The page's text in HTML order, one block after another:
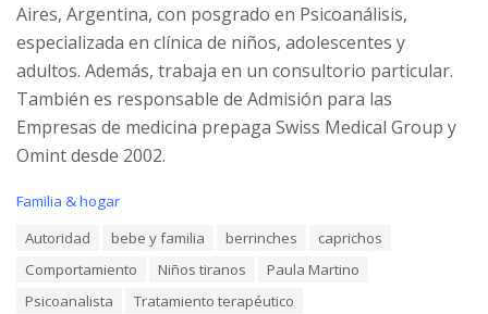
Aires, Argentina, con posgrado en Psicoanálisis,
especializada en clínica de niños, adolescentes y
adultos. Además, trabaja en un consultorio particular.
También es responsable de Admisión para las
Empresas de medicina prepaga Swiss Medical Group y
Omint desde 2002.
C
Familia & hogar
Autoridad bebe y familia berrinches
caprichos
Comportamiento
Niños tiranos
Paula Martino
Psicoanalista
Tratamiento terapéutico